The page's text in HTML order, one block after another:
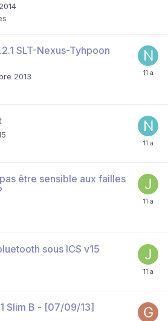
SLT-Nexus-Tyhpoon
2013
être sensible aux failles
sous ICS v15
Slim B - [07/09/13]